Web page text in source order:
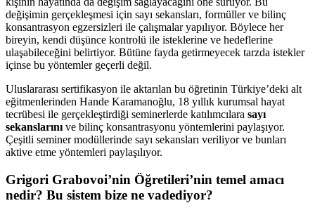
değişimin gerçekleşmesi için sayı sekansları, formüller ve bilinç
konsantrasyon egzersizleri ile çalışmalar yapılıyor. Böylece her
bireyin, kendi düşünce kontrolü ile isteklerine ve hedeflerine
ulaşabileceğini belirtiyor. Bütüne fayda getirmeyecek tarzda istekler
içinse bu yöntemler geçerli değil.
Uluslararası sertifikasyon ile aktarılan bu öğretinin Türkiye’deki alt
eğitmenlerinden Hande Karamanoğlu, 18 yıllık kurumsal hayat
tecrübesi ile gerçekleştirdiği seminerlerde katılımcılara sayı
sekanslarını ve bilinç konsantrasyonu yöntemlerini paylaşıyor.
Çeşitli seminer modüllerinde sayı sekansları veriliyor ve bunları
aktive etme yöntemleri paylaşılıyor.
Grigori Grabovoi’nin Öğretileri’nin temel amacı
nedir? Bu sistem bize ne vadediyor?